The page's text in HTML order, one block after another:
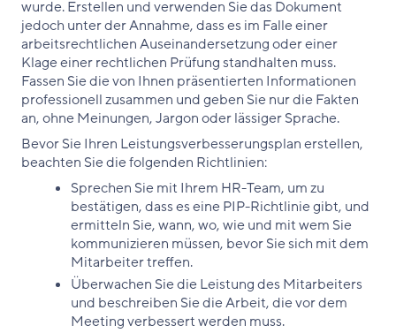
wurde. Erstellen und verwenden Sie das Dokument
jedoch unter der Annahme, dass es im Falle einer
arbeitsrechtlichen Auseinandersetzung oder einer
Klage einer rechtlichen Prüfung standhalten muss.
Fassen Sie die von Ihnen präsentierten Informationen
professionell zusammen und geben Sie nur die Fakten
an, ohne Meinungen, Jargon oder lässiger Sprache.
Bevor Sie Ihren Leistungsverbesserungsplan erstellen,
beachten Sie die folgenden Richtlinien:
Sprechen Sie mit Ihrem HR-Team, um zu
bestätigen, dass es eine PIP-Richtlinie gibt, und
ermitteln Sie, wann, wo, wie und mit wem Sie
kommunizieren müssen, bevor Sie sich mit dem
Mitarbeiter treffen.
Überwachen Sie die Leistung des Mitarbeiters
und beschreiben Sie die Arbeit, die vor dem
Meeting verbessert werden muss.